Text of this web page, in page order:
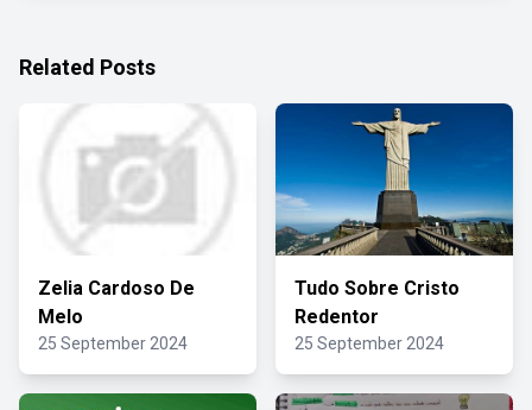
Related Posts
Zelia Cardoso De
Melo
25 September 2024
Tudo Sobre Cristo
Redentor
25 September 2024